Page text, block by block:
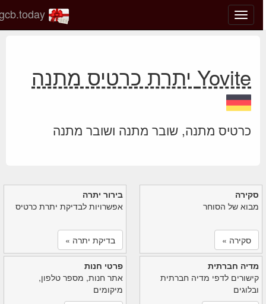
החלף
מצב
gcb.today
Yovite יתרת כרטיס מתנה
כרטיס מתנה, שובר מתנה ושובר מתנה
בירור יתרה
אפשרויות לבדיקת יתרת כרטיס
בדיקת יתרה »
סקירה
מבוא של הסוחר
סקירה »
פרטי חנות
אתר חנות, מספר טלפון,
מיקומים
מדיה חברתית
קישורים לדפי מדיה חברתית
ובלוגים